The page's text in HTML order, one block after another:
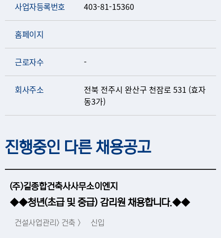
사업자등록번호 403-81-15360
홈페이지
근로자수 -
회사주소
전북 전주시 완산구 천잠로 531 (효자
동3가)
진행중인 다른 채용공고
(주)길종합건축사사무소이엔지
◆◆청년(초급 및 중급) 감리원 채용합니다.◆◆
건설사업관리> 건축 > 신입